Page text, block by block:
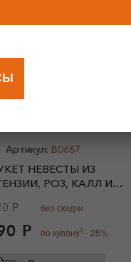
Артикул: B0867
НЕВЕСТЫ ИЗ
РОЗ, КАЛЛ И
Р без скидки
Р по купону1 - 25%